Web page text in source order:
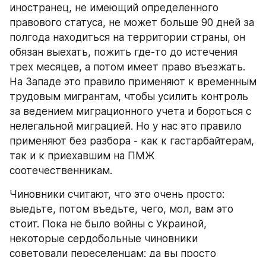
иностранец, не имеющий определенного
правового статуса, не может больше 90 дней за
полгода находиться на территории страны, он
обязан выехать, пожить где-то до истечения
трех месяцев, а потом имеет право въезжать.
На Западе это правило применяют к временным
трудовым мигрантам, чтобы усилить контроль
за ведением миграционного учета и бороться с
нелегальной миграцией. Но у нас это правило
применяют без разбора - как к гастарбайтерам,
так и к приехавшим на ПМЖ
соотечественникам.
Чиновники считают, что это очень просто:
выедьте, потом въедьте, чего, мол, вам это
стоит. Пока не было войны с Украиной,
некоторые сердобольные чиновники
советовали переселенцам: да вы просто